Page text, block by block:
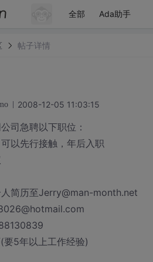
全部 Ada助手
帖子详情
2008-12-05 11:03:15
司急聘以下职位：
以先行接触，年后入职
简历至Jerry@man-month.net
要5年以上工作经验)